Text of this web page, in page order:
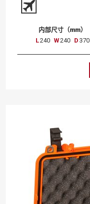
内部尺寸（mm）
L240 W240 D 370